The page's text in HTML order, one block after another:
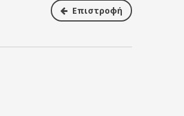
Επιστροφή